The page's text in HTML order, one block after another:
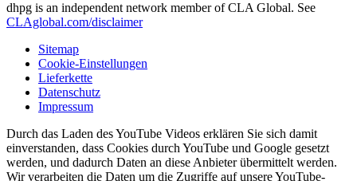
dhpg is an independent network member of CLA Global. See
CLAglobal.com/disclaimer
Sitemap
Cookie-Einstellungen
Lieferkette
Datenschutz
Impressum
Durch das Laden des YouTube Videos erklären Sie sich damit
einverstanden, dass Cookies durch YouTube und Google gesetzt
werden, und dadurch Daten an diese Anbieter übermittelt werden.
Wir verarbeiten die Daten um die Zugriffe auf unsere YouTube-